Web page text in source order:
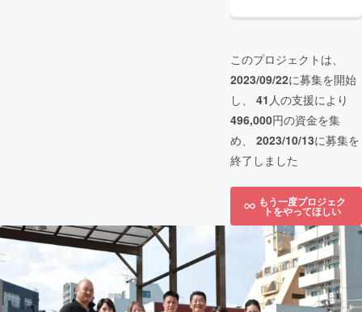
このプロジェクトは、
2023/09/22に募集を開始
し、 41 人の支援により
496,000円の資金を集
め、 2023/10/13に募集を
終了しました
もう一度プロジェク
トをやってほしい